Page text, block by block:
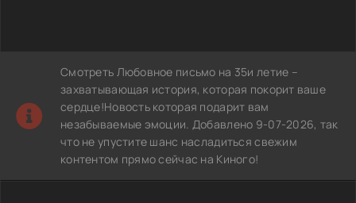
Смотреть Любовное письмо на 35и летие –
захватывающая история, которая покорит ваше
сердце!Новость которая подарит вам
незабываемые эмоции. Добавлено 9-07-2026, так
что не упустите шанс насладиться свежим
контентом прямо сейчас на Киного!